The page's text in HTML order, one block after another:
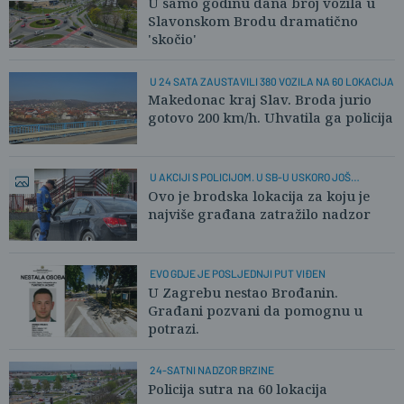
Slavonskom Brodu dramatično
'skočio'
U 24 SATA ZAUSTAVILI 380 VOZILA NA 60 LOKACIJA
Makedonac kraj Slav. Broda jurio
gotovo 200 km/h. Uhvatila ga policija
U AKCIJI S POLICIJOM. U SB-U USKORO JOŠ
KAMERA!
Ovo je brodska lokacija za koju je
najviše građana zatražilo nadzor
EVO GDJE JE POSLJEDNJI PUT VIĐEN
U Zagrebu nestao Brođanin.
Građani pozvani da pomognu u
potrazi.
24-SATNI NADZOR BRZINE
Policija sutra na 60 lokacija